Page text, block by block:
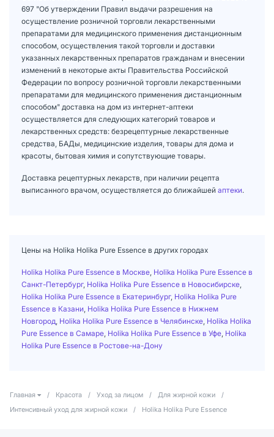
697 "Об утверждении Правил выдачи разрешения на
осуществление розничной торговли лекарственными
препаратами для медицинского применения дистанционным
способом, осуществления такой торговли и доставки
указанных лекарственных препаратов гражданам и внесении
изменений в некоторые акты Правительства Российской
Федерации по вопросу розничной торговли лекарственными
препаратами для медицинского применения дистанционным
способом" доставка на дом из интернет-аптеки
осуществляется для следующих категорий товаров и
лекарственных средств: безрецептурные лекарственные
средства, БАДы, медицинские изделия, товары для дома и
красоты, бытовая химия и сопутствующие товары.
Доставка рецептурных лекарств, при наличии рецепта
выписанного врачом, осуществляется до ближайшей аптеки.
Цены на Holika Holika Pure Essence в других городах
Holika Holika Pure Essence в Москве Holika Holika Pure Essence в
Санкт-Петербург, Holika Holika Pure Essence в Новосибирске
Holika Holika Pure Essence в Екатеринбург, Holika Holika Pure
Essence в Казани Holika Holika Pure Essence в Нижнем
Новгород Holika Holika Pure Essence в Челябинске Holika Holika
Pure Essence в Самаре Holika Holika Pure Essence в Уфе Holika
Holika Pure Essence в Ростове-на-Дону
Главная / Красота / Уход за лицом / Для жирной кожи
/
Интенсивный уход для жирной кожи
/ Holika Holika Pure Essence